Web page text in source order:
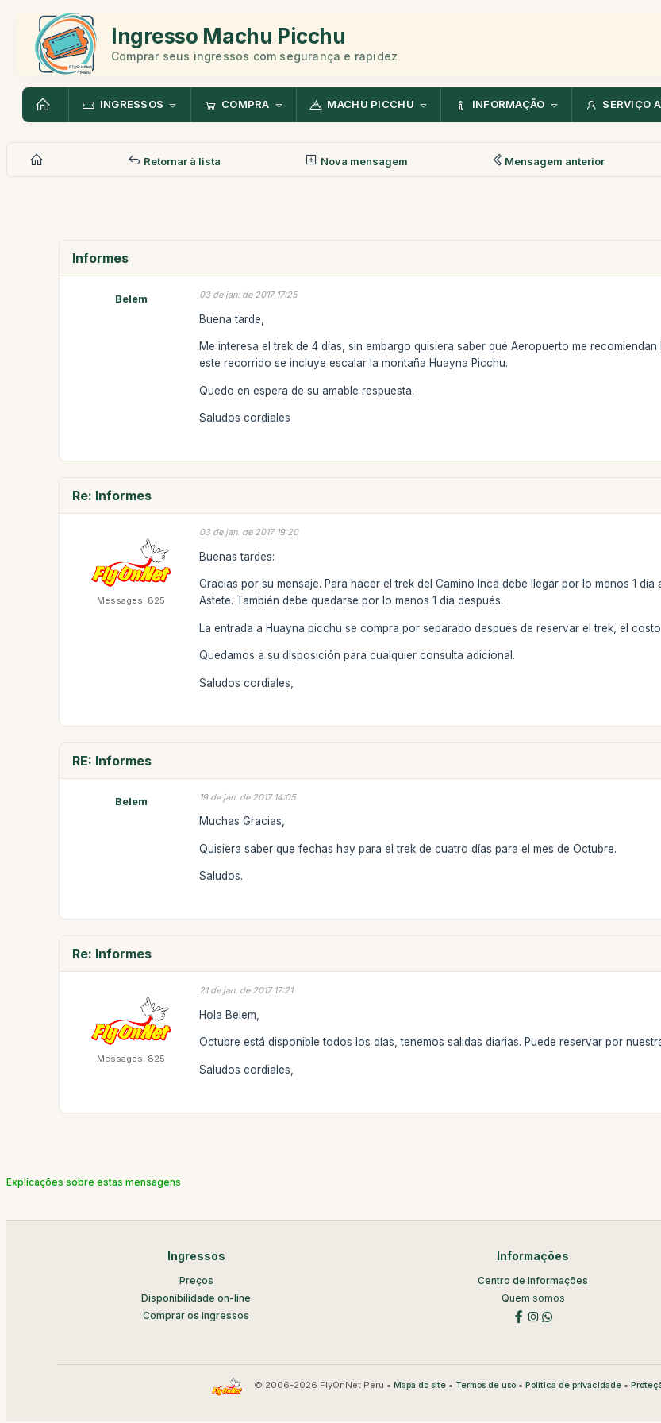
Ingresso Machu Picchu
Comprar seus ingressos com segurança e rapidez
INGRESSOS COMPRA MACHU PICCHU INFORMAÇÃO SERVIÇO
Retornar à lista Nova mensagem Mensagem anterior
Informes
Belem 03 de jan. de 2017 17:25
Buena tarde,
Me interesa el trek de 4 días, sin embargo quisiera saber qué Aeropuerto me
este recorrido se incluye escalar la montaña Huayna Picchu.
Quedo en espera de su amable respuesta.
Saludos cordiales
Re: Informes
Messages: 825
03 de jan. de 2017 19:20
Buenas tardes:
Gracias por su mensaje. Para hacer el trek del Camino Inca debe llegar por lo menos 1
Astete. También debe quedarse por lo menos 1 día después.
La entrada a Huayna picchu se compra por separado después de reservar el trek, el
Quedamos a su disposición para cualquier consulta adicional.
Saludos cordiales,
RE: Informes
Belem 19 de jan. de 2017 14:05
Muchas Gracias,
Quisiera saber que fechas hay para el trek de cuatro días para el mes de Octubre.
Saludos.
Re: Informes
Messages: 825
21 de jan. de 2017 17:21
Hola Belem,
Octubre está disponible todos los días, tenemos salidas diarias. Puede reservar por
Saludos cordiales,
Explicações sobre estas mensagens
Ingressos
Preços
Disponibilidade on-line
Comprar os ingressos
Informações
Centro de Informações
Quem somos
© 2006-2026 FlyOnNet Peru • Mapa do site• Termos de uso• Política de privacidade•